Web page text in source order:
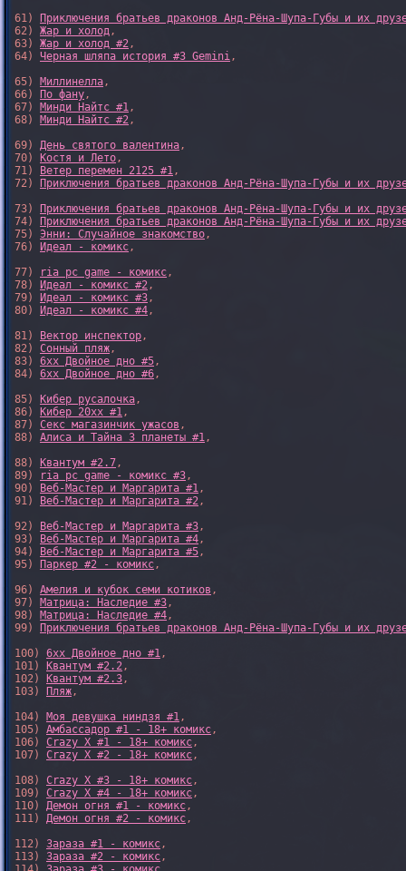
61)
Приключения братьев драконов Анд-Рёна-Шупа-Губы и их
62) Жар и холод,
63) Жар и холод #2,
64) Черная шляпа история #3 Gemini,
65) Миллинелла,
66)
По фану,
67) Минди Найтс #1,
68) Минди Найтс #2,
69) День святого валентина,
70)
Костя и Лето,
71)
Ветер перемен 2125 #1,
72)
Приключения братьев драконов Анд-Рёна-Шупа-Губы и их
73)
Приключения братьев драконов Анд-Рёна-Шупа-Губы и их
74)
Приключения братьев драконов Анд-Рёна-Шупа-Губы и их
75) Энни: Случайное знакомство,
76)
Идеал - комикс,
77)
ria pc game - комикс,
78)
Идеал - комикс #2,
79)
Идеал - комикс #3,
80)
Идеал - комикс #4,
81)
Вектор инспектор,
82) Сонный пляж,
83) 6xx Двойное дно #5,
84) 6xx Двойное дно #6,
85)
Кибер русалочка,
86)
Кибер 20xx #1,
87) Секс магазинчик ужасов ,
88) Алиса и Тайна 3 планеты #1,
88)
Квантум #2.7,
89)
ria pc game - комикс #3,
90)
Веб-Мастер и Маргарита #1,
91)
Веб-Мастер и Маргарита #2,
92)
Веб-Мастер и Маргарита #3,
93)
Веб-Мастер и Маргарита #4,
94)
Веб-Мастер и Маргарита #5,
95)
Паркер #2 - комикс,
96) Амелия и кубок семи котиков ,
97) Матрица: Наследие #3,
98) Матрица: Наследие #4,
99)
Приключения братьев драконов Анд-Рёна-Шупа-Губы и их
100) 6xx Двойное дно #1,
101)
Квантум #2.2,
102)
Квантум #2.3,
103)
Пляж,
104) Моя девушка ниндзя #1,
105) Амбассадор #1 - 18+ комикс,
106) Crazy X #1 - 18+ комикс,
107) Crazy X #2 - 18+ комикс,
108) Crazy X #3 - 18+ комикс,
109) Crazy X #4 - 18+ комикс,
110) Демон огня #1 - комикс,
111) Демон огня #2 - комикс,
112) Зараза #1 - комикс,
113) Зараза #2 - комикс,